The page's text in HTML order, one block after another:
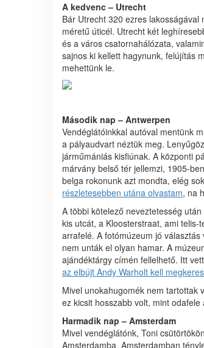
A kedvenc – Utrecht
Bár Utrecht 320 ezres
méretű úticél. Utrecht két
és a város csatornahálózata,
sajnos ki kellett hagynunk, felújítás
mehettünk le.
Második nap – Antwerpen
Vendéglátóinkkal autóval mentünk
a pályaudvart néztük meg.
járműmániás kisfiúnak. A központi
márvány belső tér jellemzi, 1905-
belga rokonunk azt mondta, elég
részletesebben utána olvastam, na
A többi kötelező neveztetesség után
kis utcát, a Kloosterstraat, ami
arrafelé. A fotómúzeum jó
nem unták el olyan hamar. A
ajándéktárgy címén fellelhető. Itt
az elbújt Andy Warholt kell
Mivel unokahugomék nem tartottak
ez kicsit hosszabb volt, mint odafele
Harmadik nap – Amsterdam
Mivel vendéglátónk, Toni
Amsterdamba. Amsterdamban